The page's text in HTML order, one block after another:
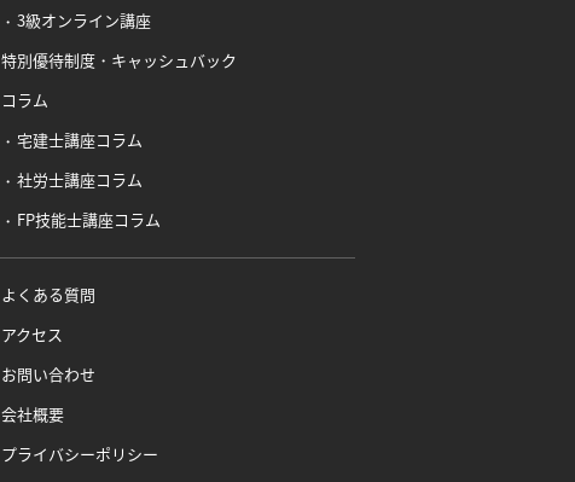
3級オンライン講座
特別優待制度・キャッシュバック
コラム
宅建士講座コラム
社労士講座コラム
FP技能士講座コラム
よくある質問
アクセス
お問い合わせ
会社概要
プライバシーポリシー